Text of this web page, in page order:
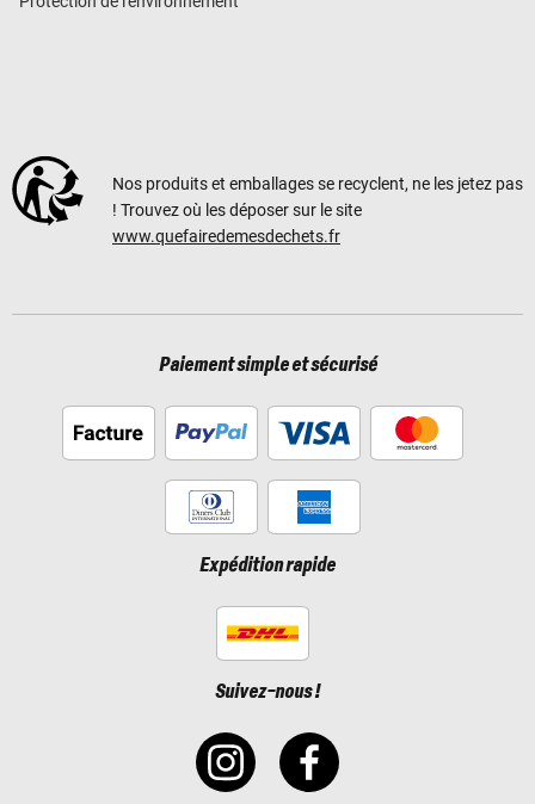
Nos produits et emballages se recyclent, ne les jetez pas
! Trouvez où les déposer sur le site
www.quefairedemesdechets.fr
Paiement simple et sécurisé
Expédition rapide
Suivez-nous !